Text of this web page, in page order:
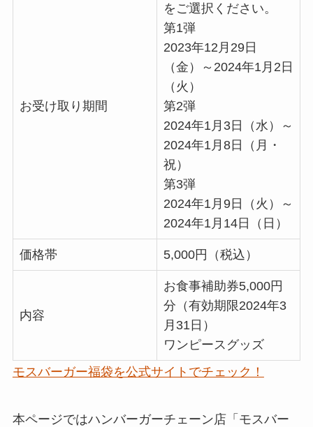
お受け取り期間
をご選択ください。
第1弾
2023年12月29日
（金）～2024年1月2日
（火）
第2弾
2024年1月3日（水）～
2024年1月8日（月・
祝）
第3弾
2024年1月9日（火）～
2024年1月14日（日）
価格帯 5,000円（税込）
内容
お食事補助券5,000円
分（有効期限2024年3
月31日）
ワンピースグッズ
モスバーガー福袋を公式サイトでチェック！
本ページではハンバーガーチェーン店「モスバー